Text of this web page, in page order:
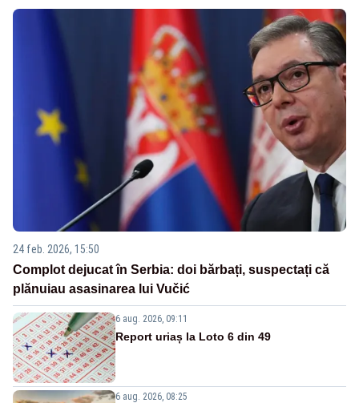
24 feb. 2026, 15:50
Complot dejucat în Serbia: doi bărbați, suspectați că
plănuiau asasinarea lui Vučić
6 aug. 2026, 09:11
Report uriaș la Loto 6 din 49
6 aug. 2026, 08:25